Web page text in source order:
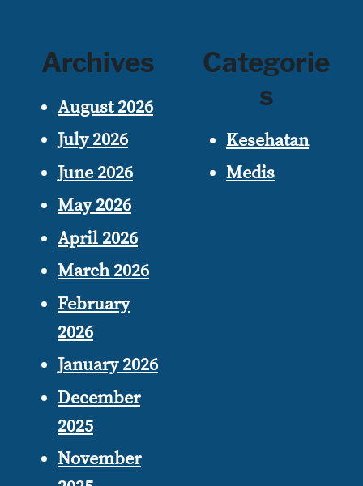
Archives
August 2026
July 2026
June 2026
May 2026
April 2026
March 2026
February
2026
January 2026
December
2025
November
Categorie
s
Kesehatan
Medis